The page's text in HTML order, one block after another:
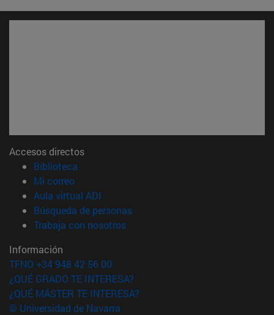
Accesos directos
Biblioteca
Mi correo(abre en nueva ventana)
Aula virtual ADI
Búsqueda de personas(abre en nueva ventana)
Trabaja con nosotros(abre en nueva ventana)
Información
TFNO +34 948 42 56 00
¿QUÉ GRADO TE INTERESA?
¿QUÉ MÁSTER TE INTERESA?
© Universidad de Navarra